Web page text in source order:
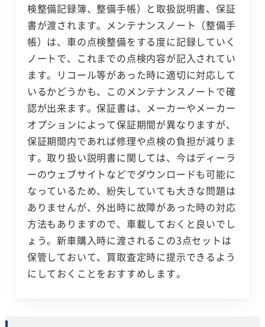
検整備記録簿、整備手帳）と取扱説明書、保証
書が渡されます。メンテナンスノート（整備手
帳）は、車の点検整備をする度に記録していく
ノートで、これまでの点検内容が記入されてい
ます。リコール等があった時に適切に対応して
いるかどうかも、このメンテナンスノートで確
認が出来ます。保証書は、メーカーやメーカー
オプションによって保証期間が異なりますが、
保証期間内であれば修理や点検の負担が減りま
す。取り扱い説明書に関しては、今はディーラ
ーのウェブサイトなどでダウンロードも可能に
なっているため、紛失していても大きな問題は
ありませんが、外出時に故障があった時の対応
方法もありますので、車載しておくと良いでし
ょう。新車購入時に渡されるこの3点セットは
保管しておいて、買取査定時に提示できるよう
にしておくことをおすすめします。